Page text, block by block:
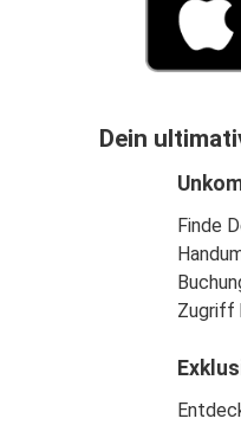
Dein
Finde
Zugriff